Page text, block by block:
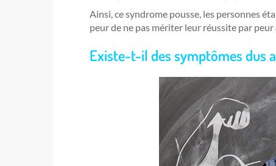
Ainsi, ce syndrome pousse, les personnes
peur de ne pas mériter leur réussite par
Existe-t-il des symptômes dus